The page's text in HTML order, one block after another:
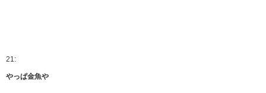
21:
やっぱ金魚や